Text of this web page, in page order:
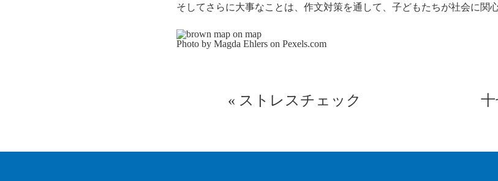
そしてさらに大事なことは、作文対策を通して、子どもたちが社会に関
Photo by Magda Ehlers on Pexels.com
« ストレスチェック